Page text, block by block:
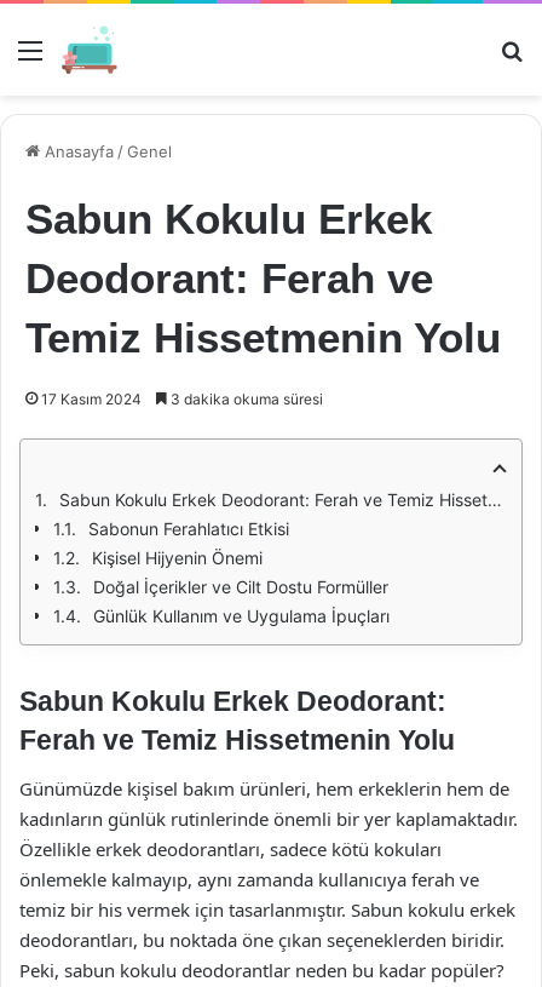
Menü
Anasayfa /Genel
Sabun Kokulu Erkek
Deodorant: Ferah ve
Temiz Hissetmenin Yolu
17 Kasım 2024 3 dakika okuma süresi
Sabun Kokulu Erkek Deodorant: Ferah ve Temiz Hissetmenin Yolu
Sabonun Ferahlatıcı Etkisi
Kişisel Hijyenin Önemi
Doğal İçerikler ve Cilt Dostu Formüller
Günlük Kullanım ve Uygulama İpuçları
Sabun Kokulu Erkek Deodorant:
Ferah ve Temiz Hissetmenin Yolu
Günümüzde kişisel bakım ürünleri, hem erkeklerin hem de
kadınların günlük rutinlerinde önemli bir yer kaplamaktadır.
Özellikle erkek deodorantları, sadece kötü kokuları
önlemekle kalmayıp, aynı zamanda kullanıcıya ferah ve
temiz bir his vermek için tasarlanmıştır. Sabun kokulu erkek
deodorantları, bu noktada öne çıkan seçeneklerden biridir.
Peki, sabun kokulu deodorantlar neden bu kadar popüler?